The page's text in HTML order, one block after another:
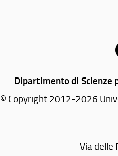
Dipartimento di Scienze
© Copyright 2012-2026
Via delle